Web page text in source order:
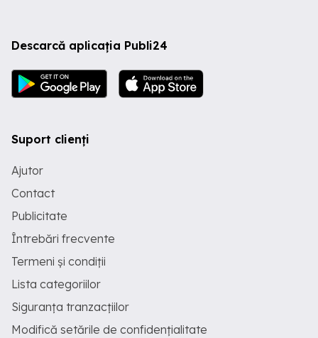
Descarcă aplicația Publi24
Suport clienți
Ajutor
Contact
Publicitate
Întrebări frecvente
Termeni și condiții
Lista categoriilor
Siguranța tranzacțiilor
Modifică setările de confidențialitate